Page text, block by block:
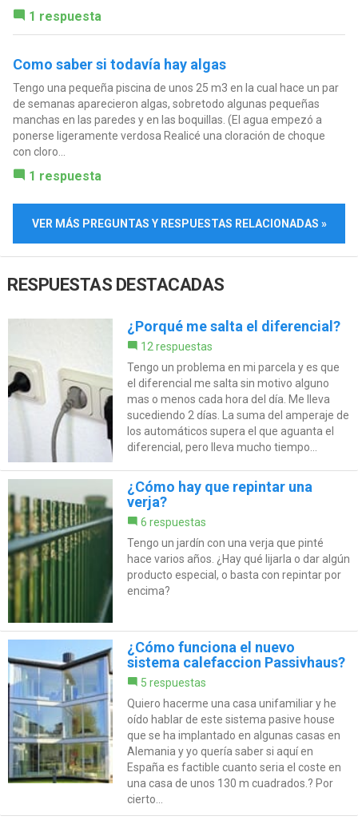
1 respuesta
Como saber si todavía hay algas
Tengo una pequeña piscina de unos 25 m3 en la cual hace un par
de semanas aparecieron algas, sobretodo algunas pequeñas
manchas en las paredes y en las boquillas. (El agua empezó a
ponerse ligeramente verdosa Realicé una cloración de choque
con cloro...
1 respuesta
VER MÁS PREGUNTAS Y RESPUESTAS RELACIONADAS »
RESPUESTAS DESTACADAS
¿Porqué me salta el diferencial?
12 respuestas
Tengo un problema en mi parcela y es que
el diferencial me salta sin motivo alguno
mas o menos cada hora del día. Me lleva
sucediendo 2 días. La suma del amperaje de
los automáticos supera el que aguanta el
diferencial, pero lleva mucho tiempo...
¿Cómo hay que repintar una
verja?
6 respuestas
Tengo un jardín con una verja que pinté
hace varios años. ¿Hay qué lijarla o dar algún
producto especial, o basta con repintar por
encima?
¿Cómo funciona el nuevo
sistema calefaccion Passivhaus?
5 respuestas
Quiero hacerme una casa unifamiliar y he
oído hablar de este sistema pasive house
que se ha implantado en algunas casas en
Alemania y yo quería saber si aquí en
España es factible cuanto seria el coste en
una casa de unos 130 m cuadrados.? Por
cierto...